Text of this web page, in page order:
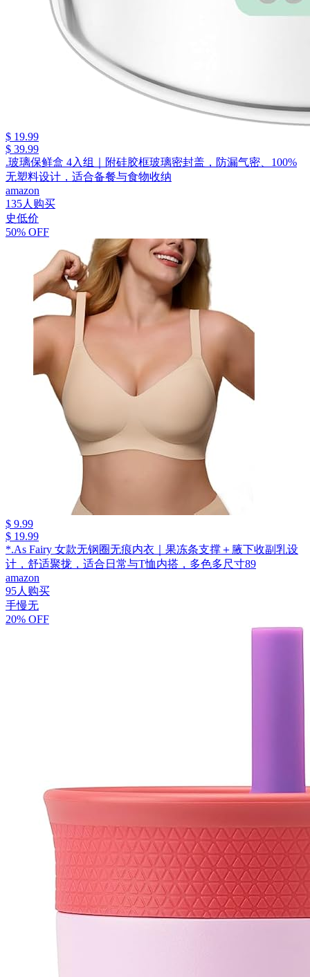
$ 19.99
$ 39.99
.玻璃保鲜盒 4入组｜附硅胶框玻璃密封盖，防漏气密、100%
无塑料设计，适合备餐与食物收纳
amazon
135人购买
史低价
50% OFF
$ 9.99
$ 19.99
*.As Fairy 女款无钢圈无痕内衣｜果冻条支撑＋腋下收副乳设
计，舒适聚拢，适合日常与T恤内搭，多色多尺寸89
amazon
95人购买
手慢无
20% OFF